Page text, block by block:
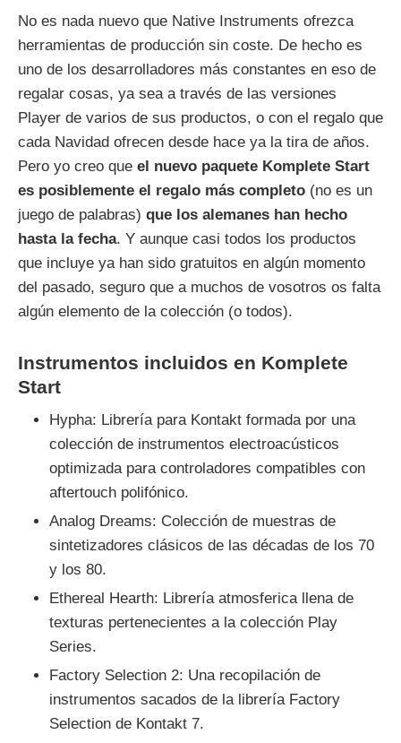
No es nada nuevo que Native Instruments ofrezca
herramientas de producción sin coste. De hecho es
uno de los desarrolladores más constantes en eso de
regalar cosas, ya sea a través de las versiones
Player de varios de sus productos, o con el regalo que
cada Navidad ofrecen desde hace ya la tira de años.
Pero yo creo que el nuevo paquete Komplete Start
es posiblemente el regalo más completo (no es un
juego de palabras) que los alemanes han hecho
hasta la fecha. Y aunque casi todos los productos
que incluye ya han sido gratuitos en algún momento
del pasado, seguro que a muchos de vosotros os falta
algún elemento de la colección (o todos).
Instrumentos incluidos en Komplete
Start
Hypha: Librería para Kontakt formada por una
colección de instrumentos electroacústicos
optimizada para controladores compatibles con
aftertouch polifónico.
Analog Dreams: Colección de muestras de
sintetizadores clásicos de las décadas de los 70
y los 80.
Ethereal Hearth: Librería atmosferica llena de
texturas pertenecientes a la colección Play
Series.
Factory Selection 2: Una recopilación de
instrumentos sacados de la librería Factory
Selection de Kontakt 7.